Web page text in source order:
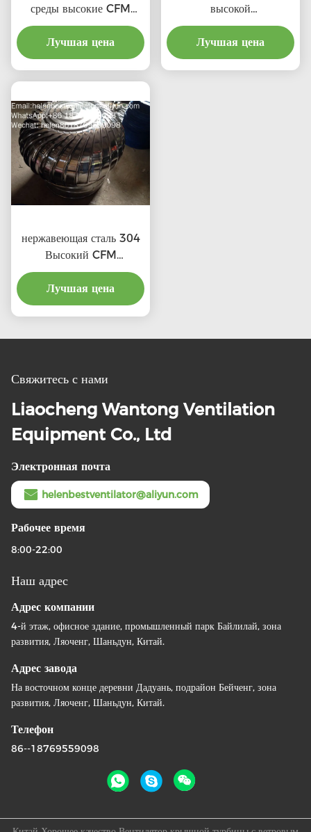
среды высокие CFM
выхлопные крышевые
вентиляторы с
профессиональным
Лучшая цена
высокой
производительностью и
соотношением затрат для
профессионального
Лучшая цена
нержавеющая сталь 304
Высокий CFM
выхлопные крышевые
вентиляторы с льготной
ценой
Лучшая цена
Свяжитесь с нами
Liaocheng Wantong Ventilation
Equipment Co., Ltd
Электронная почта
helenbestventilator@aliyun.com
Рабочее время
8:00-22:00
Наш адрес
Адрес компании
4-й этаж, офисное здание, промышленный парк Байлилай, зона
развития, Ляоченг, Шаньдун, Китай.
Адрес завода
На восточном конце деревни Дадуань, подрайон Бейченг, зона
развития, Ляоченг, Шаньдун, Китай.
Телефон
86--18769559098